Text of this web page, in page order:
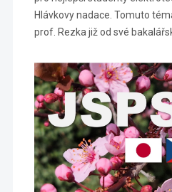
Hlávkovy nadace. Tomuto
prof. Rezka již od své